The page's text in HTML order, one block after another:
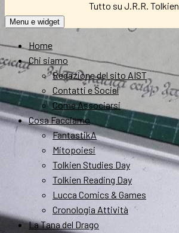
Tutto su J.R.R. Tolkien
Menu e widget
Home
Chi siamo
Redazione del sito AIST
Contatti e Social
Come Associarsi
Cosa Facciamo
FantastikA
Mitopoiesi
Tolkien Studies Day
Tolkien Reading Day
Lucca Comics & Games
Cronologia Attività
La Tana del Drago